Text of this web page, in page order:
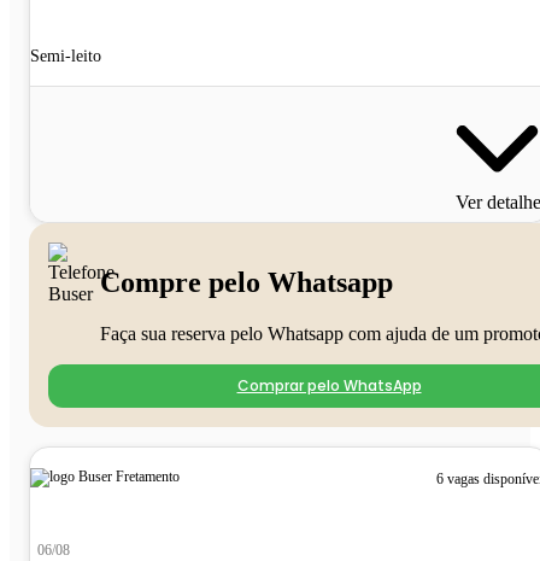
Semi-leito
Ver
Compre pelo Whatsapp
Faça sua reserva pelo Whatsapp com ajuda de um
Comprar pelo WhatsApp
6 vagas
06/08